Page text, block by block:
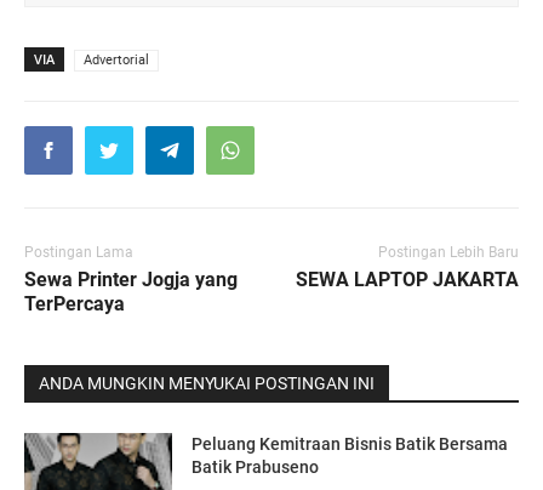
VIA Advertorial
Postingan Lama
Sewa Printer Jogja yang
TerPercaya
Postingan Lebih Baru
SEWA LAPTOP JAKARTA
ANDA MUNGKIN MENYUKAI POSTINGAN INI
Peluang Kemitraan Bisnis Batik Bersama
Batik Prabuseno